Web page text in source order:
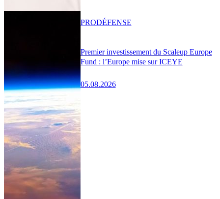
Premier investissement du Scaleup Europe
Fund : l’Europe mise sur ICEYE
05.08.2026
PRODÉFENSE